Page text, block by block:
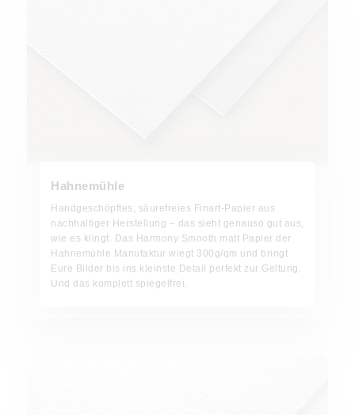
Hahnemühle
Handgeschöpftes, säurefreies Finart-Papier aus
nachhaltiger Herstellung – das sieht genauso gut aus,
wie es klingt. Das Harmony Smooth matt Papier der
Hahnemühle Manufaktur wiegt 300g/qm und bringt
Eure Bilder bis ins kleinste Detail perfekt zur Geltung.
Und das komplett spiegelfrei.